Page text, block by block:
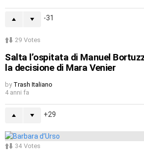
-31
29 Votes
Salta l’ospitata di Manuel
la decisione di Mara Venier
by Trash Italiano
4 anni fa
29
34 Votes